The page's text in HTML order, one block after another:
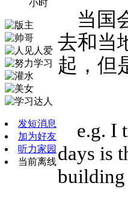
小时
发短消息
加为好友
听力家园
当前离线
当国
去和当
起，但
e.g. I
days is
building